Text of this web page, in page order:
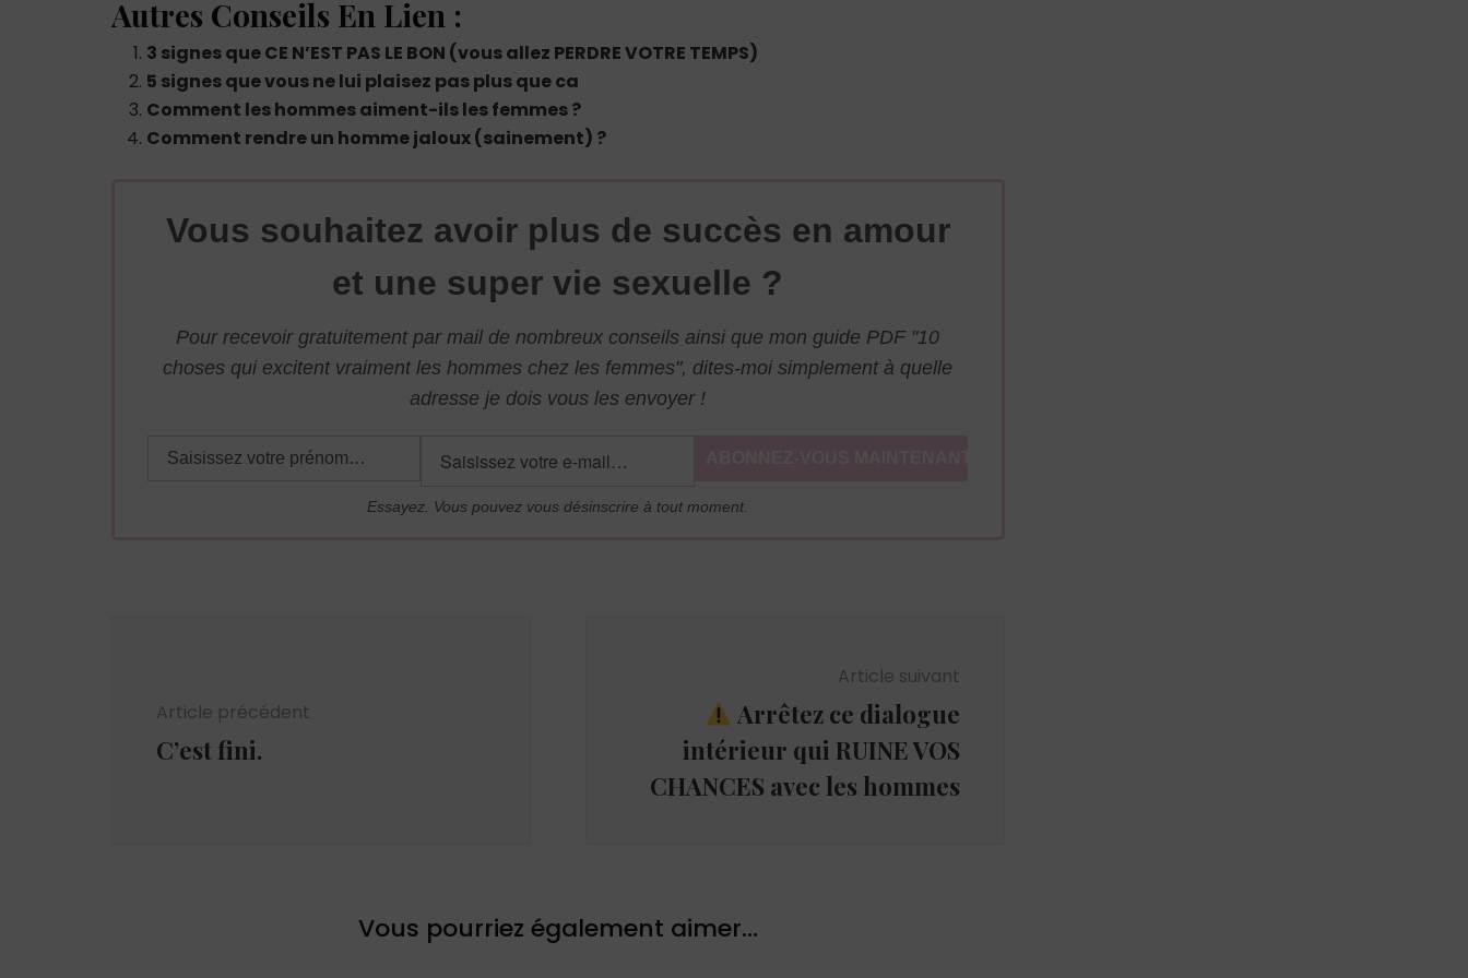
Autres Conseils En Lien :
3 signes que CE N’EST PAS LE BON (vous allez PERDRE VOTRE TEMPS)
5 signes que vous ne lui plaisez pas plus que ca
Comment les hommes aiment-ils les femmes ?
Comment rendre un homme jaloux (sainement) ?
Vous souhaitez avoir plus de succès en amour
et une super vie sexuelle ?
Pour recevoir gratuitement par mail de nombreux conseils ainsi que mon guide PDF "10
choses qui excitent vraiment les hommes chez les femmes", dites-moi simplement à quelle
adresse je dois vous les envoyer !
Essayez. Vous pouvez vous désinscrire à tout moment.
Article précédent
C’est fini.
Article suivant
Arrêtez ce dialogue
intérieur qui RUINE VOS
CHANCES avec les hommes
Vous pourriez également aimer...